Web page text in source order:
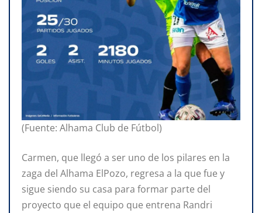
(Fuente: Alhama Club de Fútbol)
Carmen, que llegó a ser uno de los pilares en la
zaga del Alhama ElPozo, regresa a la que fue y
sigue siendo su casa para formar parte del
proyecto que el equipo que entrena Randri